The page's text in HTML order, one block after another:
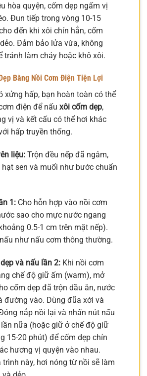
hòa quyện, cốm dẹp ngấm vị
Đun tiếp trong vòng 10-15
đến khi xôi chín hẳn, cốm
Đảm bảo lửa vừa, không
tránh làm cháy hoặc khô xôi.
Bằng Nồi Cơm Điện Tiện Lợi
xửng hấp, bạn hoàn toàn có thể
điện để nấu xôi cốm dẹp,
vị và kết cấu có thể hơi khác
hấp truyền thống.
liệu:Trộn đều nếp đã ngâm,
hạt sen và muối như bước chuẩn
1:Cho hỗn hợp vào nồi cơm
sao cho mực nước ngang
0.5-1 cm trên mặt nếp).
như nấu cơm thông thường.
và nấu lần 2:Khi nồi cơm
chế độ giữ ấm (warm), mở
cốm dẹp đã trộn dầu ăn, nước
đường vào. Dùng đũa xới và
nắp nồi lại và nhấn nút nấu
nữa (hoặc giữ ở chế độ giữ
15-20 phút) để cốm dẹp chín
hương vị quyện vào nhau.
trình này, hơi nóng từ nồi sẽ làm